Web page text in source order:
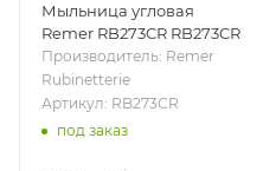
Мыльница угловая
Remer RB273CR RB273CR
Производитель: Remer
Rubinetterie
Артикул: RB273CR
под заказ